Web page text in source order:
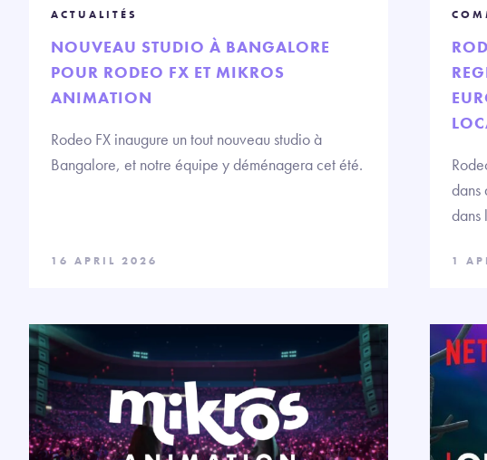
ACTUALITÉS
NOUVEAU STUDIO À BANGALORE
POUR RODEO FX ET MIKROS
ANIMATION
Rodeo FX inaugure un tout nouveau studio à
Bangalore, et notre équipe y déménagera cet été.
16 APRIL 2026
dans
dans
1